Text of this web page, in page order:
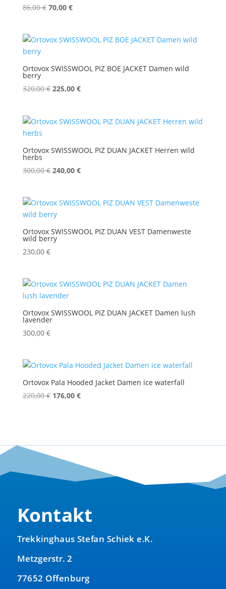
86,00€ Ursprünglicher
86,00 €
70,00 €Aktueller
70,00 €.
Ortovox SWISSWOOL PIZ BOE JACKET Damen wild
berry
320,00€ Ursprünglicher
320,00 €
225,00 €Aktueller
225,00 €.
Ortovox SWISSWOOL PIZ DUAN JACKET Herren wild
herbs
300,00€ Ursprünglicher
300,00 €
240,00 €Aktueller
240,00 €.
Ortovox SWISSWOOL PIZ DUAN VEST Damenweste
wild berry
230,00 €
Ortovox SWISSWOOL PIZ DUAN JACKET Damen lush
lavender
300,00 €
Ortovox Pala Hooded Jacket Damen ice waterfall
220,00€ Ursprünglicher
176,00 €Aktueller
Kontakt
Trekkinghaus Stefan Schiek e.K.
Metzgerstr. 2
77652 Offenburg